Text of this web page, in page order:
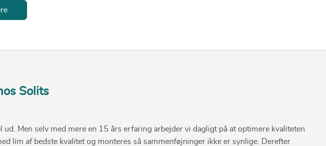
Solits
Men selv med mere en 15 års erfaring arbejder vi dagligt på at optimere kvaliteten
lim af bedste kvalitet og monteres så sammenføjninger ikke er synlige. Derefter